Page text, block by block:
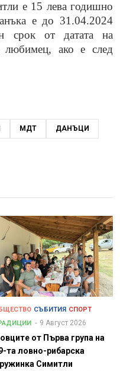
е 15 лева годишно
е до 31.04.2024
срок от датата на
любимец, ако е след
МДТ ДАНЪЦИ
СЪБИТИЯ СПОРТ
9 Август 2026
от Първа група на
та ловно-рибарска
Симитли